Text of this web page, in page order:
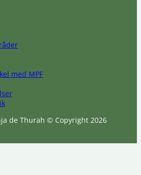
med MPF
de Thurah © Copyright 2026